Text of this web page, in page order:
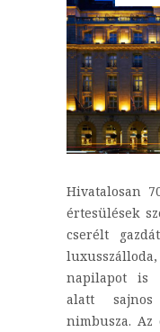
Hivatalosan
értesülések
cserélt
napilapot is
alatt
nimbusza. Az